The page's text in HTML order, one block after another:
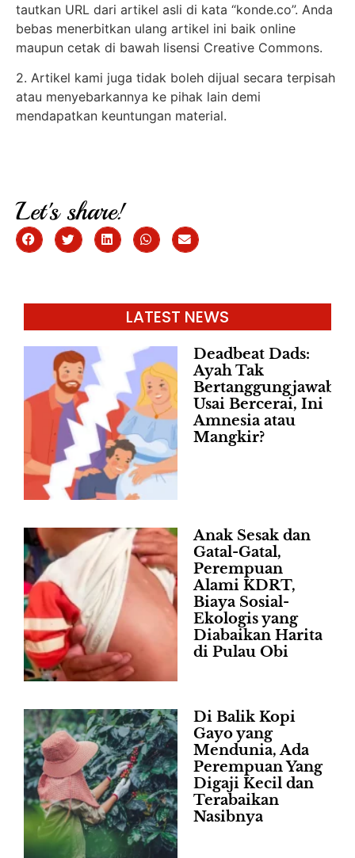
tautkan URL dari artikel asli di kata “konde.co”. Anda
bebas menerbitkan ulang artikel ini baik online
maupun cetak di bawah lisensi Creative Commons.
2. Artikel kami juga tidak boleh dijual secara terpisah
atau menyebarkannya ke pihak lain demi
mendapatkan keuntungan material.
Let's share!
LATEST NEWS
Deadbeat Dads:
Ayah Tak
Bertanggungjawab
Usai Bercerai, Ini
Amnesia atau
Mangkir?
Anak Sesak dan
Gatal-Gatal,
Perempuan
Alami KDRT,
Biaya Sosial-
Ekologis yang
Diabaikan Harita
di Pulau Obi
Di Balik Kopi
Gayo yang
Mendunia, Ada
Perempuan Yang
Digaji Kecil dan
Terabaikan
Nasibnya